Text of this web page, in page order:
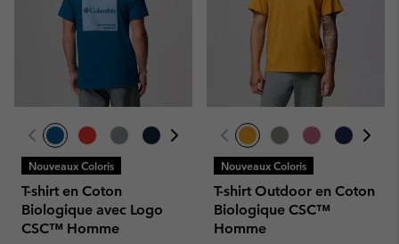
Nouveaux Coloris
T-shirt en Coton
Biologique avec Logo
CSC™ Homme
Nouveaux Coloris
T-shirt Outdoor en Coton
Biologique CSC™
Homme